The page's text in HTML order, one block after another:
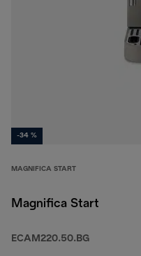
-34 %
MAGNIFICA START
Magnifica Start
ECAM220.50.BG